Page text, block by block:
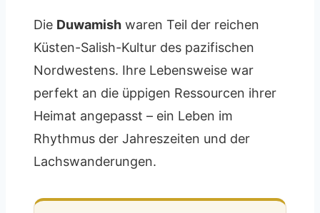
Die Duwamish waren Teil der reichen
Küsten-Salish-Kultur des pazifischen
Nordwestens. Ihre Lebensweise war
perfekt an die üppigen Ressourcen ihrer
Heimat angepasst – ein Leben im
Rhythmus der Jahreszeiten und der
Lachswanderungen.